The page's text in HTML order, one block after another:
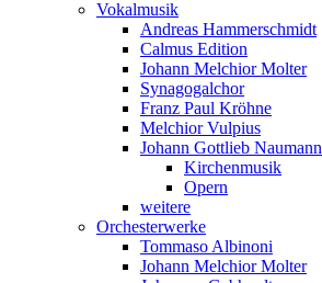
Vokalmusik
Andreas Hammerschmidt
Calmus Edition
Johann Melchior Molter
Synagogalchor
Franz Paul Kröhne
Melchior Vulpius
Johann Gottlieb Naumann
Kirchenmusik
Opern
weitere
Orchesterwerke
Tommaso Albinoni
Johann Melchior Molter